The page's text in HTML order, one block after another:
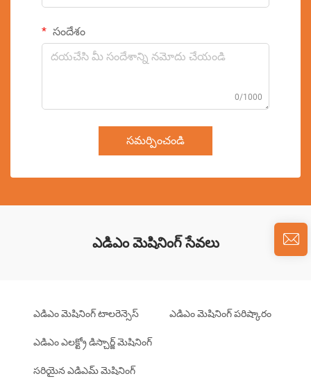
సందేశం
0/1000
సమర్పించండి
ఎడిఎం మెషినింగ్ సేవలు
ఎడిఎం మెషినింగ్ టాలరెన్సెస్ ఎడిఎం మెషినింగ్ పరిష్కారం
ఎడిఎం ఎలక్ట్రో డిస్చార్జ్ మెషినింగ్
సరియైన ఎడిఎమ్ మెషినింగ్